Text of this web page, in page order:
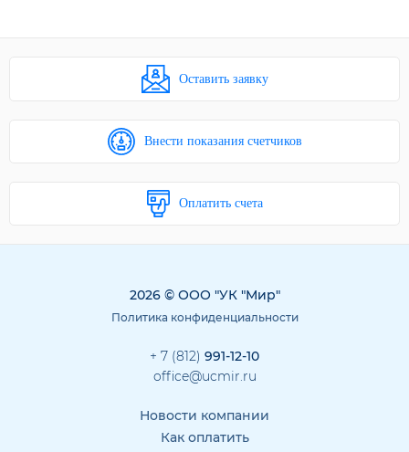
Оставить заявку
Внести показания счетчиков
Оплатить счета
2026 © ООО "УК "Мир"
Политика конфиденциальности
+ 7 (812) 991-12-10
office@ucmir.ru
Новости компании
Как оплатить